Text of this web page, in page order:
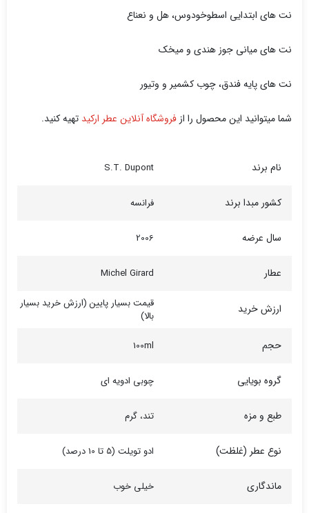
نت های ابتدایی اسطوخودوس، هل و نعناع
نت های میانی جوز هندی و میخک
نت های پایه فندق، چوب کشمیر و وتیور
شما میتوانید این محصول را از فروشگاه آنلاین عطر ارکید تهیه کنید.
نام برند S.T. Dupont
کشور مبدا برند فرانسه
سال عرضه 2006
عطار Michel Girard
ارزش خرید
قیمت بسیار پایین (ارزش خرید بسیار
بالا)
حجم 100ml
گروه بویایی چوبی ادویه ای
طبع و مزه تند، گرم
نوع عطر (غلظت) ادو تویلت (5 تا 10 درصد)
ماندگاری خیلی خوب